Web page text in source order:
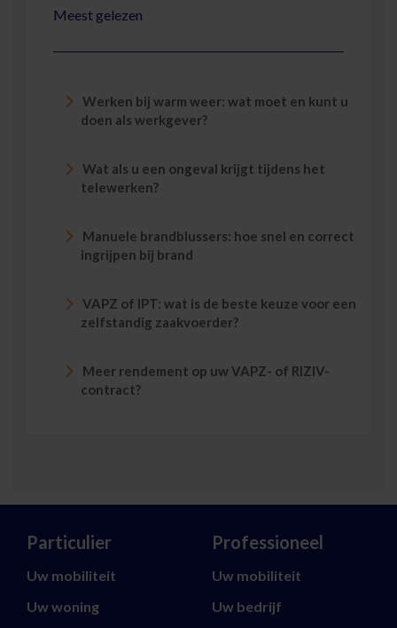
Meest gelezen
Werken bij warm weer: wat moet en kunt u
doen als werkgever?
Wat als u een ongeval krijgt tijdens het
telewerken?
Manuele brandblussers: hoe snel en correct
ingrijpen bij brand
VAPZ of IPT: wat is de beste keuze voor een
zelfstandig zaakvoerder?
Meer rendement op uw VAPZ- of RIZIV-
contract?
Particulier
Uw mobiliteit
Uw woning
Professioneel
Uw mobiliteit
Uw bedrijf